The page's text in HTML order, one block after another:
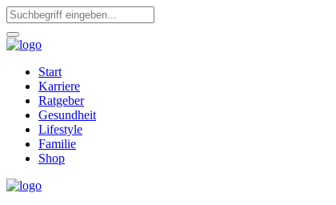
Start
Karriere
Ratgeber
Gesundheit
Lifestyle
Familie
Shop